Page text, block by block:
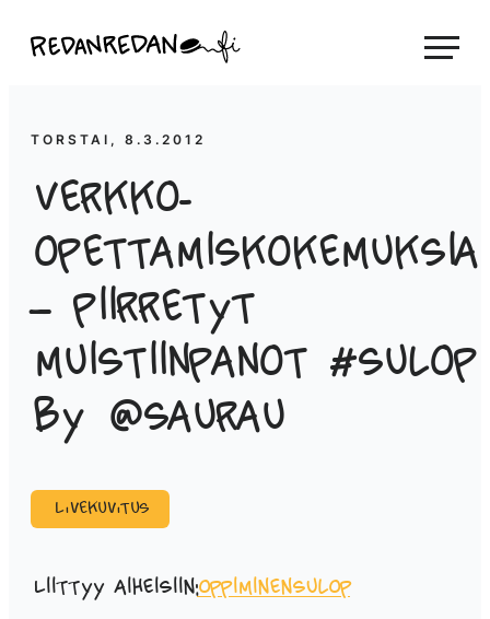
suoraan
Linda Saukko-Rauta, Redanredan Oy
piirrosvideoita
TORSTAI, 8.3.2012
Verkko-
opettamiskokemuksia
– piirretyt
muistiinpanot #sulop
by @saurau
Livekuvitus
Liittyy aiheisiin:oppiminensulop